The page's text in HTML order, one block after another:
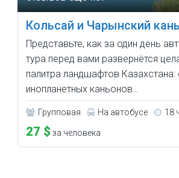
Кольсай и Чарынский
Представьте, как за один день
тура перед вами развернётся
палитра ландшафтов Казахстана:
инопланетных каньонов…
Групповая На автобусе 18
27 $ за человека